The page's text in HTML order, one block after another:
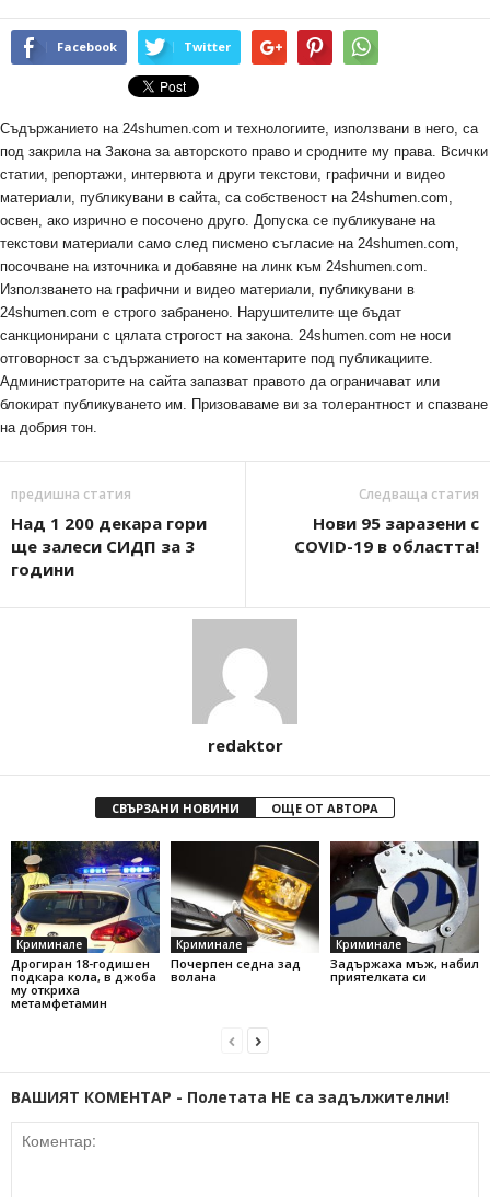
Facebook Twitter
Съдържанието на 24shumen.com и технологиите, използвани в него, са
под закрила на Закона за авторското право и сродните му права. Всички
статии, репортажи, интервюта и други текстови, графични и видео
материали, публикувани в сайта, са собственост на 24shumen.com,
освен, ако изрично е посочено друго. Допуска се публикуване на
текстови материали само след писмено съгласие на 24shumen.com,
посочване на източника и добавяне на линк към 24shumen.com.
Използването на графични и видео материали, публикувани в
24shumen.com е строго забранено. Нарушителите ще бъдат
санкционирани с цялата строгост на закона. 24shumen.com не носи
отговорност за съдържанието на коментарите под публикациите.
Администраторите на сайта запазват правото да ограничават или
блокират публикуването им. Призоваваме ви за толерантност и спазване
на добрия тон.
предишна статия
Над 1 200 декара гори
ще залеси СИДП за 3
години
Следваща статия
Нови 95 заразени с
COVID-19 в областта!
redaktor
СВЪРЗАНИ НОВИНИ ОЩЕ ОТ АВТОРА
Криминале
Дрогиран 18-годишен
подкара кола, в джоба
му откриха
метамфетамин
Криминале
Почерпен седна зад
волана
Криминале
Задържаха мъж, набил
приятелката си
ВАШИЯТ КОМЕНТАР - Полетата НЕ са задължителни!